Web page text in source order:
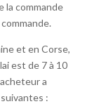
la commande
et en Corse,
est de 7 à 10
a
: